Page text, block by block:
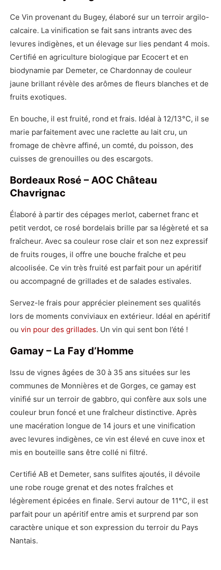
Ce Vin provenant du Bugey, élaboré sur un terroir argilo-
calcaire. La vinification se fait sans intrants avec des
levures indigènes, et un élevage sur lies pendant 4 mois.
Certifié en agriculture biologique par Ecocert et en
biodynamie par Demeter, ce Chardonnay de couleur
jaune brillant révèle des arômes de fleurs blanches et de
fruits exotiques.
En bouche, il est fruité, rond et frais. Idéal à 12/13°C, il se
marie parfaitement avec une raclette au lait cru, un
fromage de chèvre affiné, un comté, du poisson, des
cuisses de grenouilles ou des escargots.
Bordeaux Rosé – AOC Château
Chavrignac
Élaboré à partir des cépages merlot, cabernet franc et
petit verdot, ce rosé bordelais brille par sa légèreté et sa
fraîcheur. Avec sa couleur rose clair et son nez expressif
de fruits rouges, il offre une bouche fraîche et peu
alcoolisée. Ce vin très fruité est parfait pour un apéritif
ou accompagné de grillades et de salades estivales.
Servez-le frais pour apprécier pleinement ses qualités
lors de moments conviviaux en extérieur. Idéal en apéritif
ou vin pour des grillades. Un vin qui sent bon l’été !
Gamay – La Fay d’Homme
Issu de vignes âgées de 30 à 35 ans situées sur les
communes de Monnières et de Gorges, ce gamay est
vinifié sur un terroir de gabbro, qui confère aux sols une
couleur brun foncé et une fraîcheur distinctive. Après
une macération longue de 14 jours et une vinification
avec levures indigènes, ce vin est élevé en cuve inox et
mis en bouteille sans être collé ni filtré.
Certifié AB et Demeter, sans sulfites ajoutés, il dévoile
une robe rouge grenat et des notes fraîches et
légèrement épicées en finale. Servi autour de 11°C, il est
parfait pour un apéritif entre amis et surprend par son
caractère unique et son expression du terroir du Pays
Nantais.